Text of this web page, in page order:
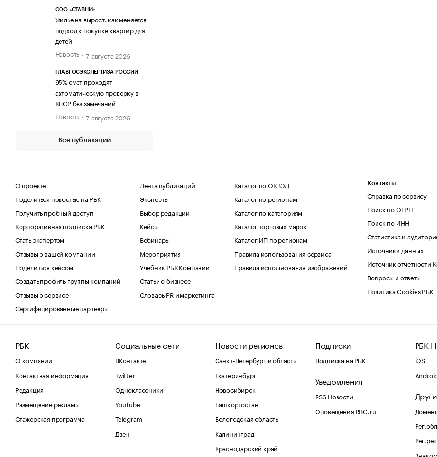
ООО «СТАВНИ»
Жилье на вырост: как меняется
подход к покупке квартир для
детей
Новость
7 августа 2026
ГЛАВГОСЭКСПЕРТИЗА РОССИИ
95% смет проходят
автоматическую проверку в
КПСР без замечаний
Новость
7 августа 2026
Все публикации
О проекте
Поделиться новостью на РБК
Получить пробный доступ
Корпоративная подписка РБК
Стать экспертом
Отзывы о вашей компании
Поделиться кейсом
Создать профиль группы компаний
Отзывы о сервисе
Сертифицированные партнеры
Лента публикаций
Эксперты
Выбор редакции
Кейсы
Вебинары
Мероприятия
Учебник РБК Компании
Статьи о бизнесе
Словарь PR и маркетинга
Каталог по ОКВЭД
Каталог по регионам
Каталог по категориям
Каталог торговых марок
Каталог ИП по регионам
Правила использования сервиса
Правила использования изображений
Контакты
Справка по сервису
Поиск по ОГРН
Поиск по ИНН
Статистика и
Источники данных
Источник отчетности
Вопросы и ответы
Политика Cookies РБК
РБК
О компании
Контактная информация
Редакция
Размещение рекламы
Стажерская программа
Социальные сети
ВКонтакте
Twitter
Одноклассники
YouTube
Telegram
Дзен
Новости регионов
Санкт-Петербург и область
Екатеринбург
Новосибирск
Башкортостан
Вологодская область
Калининград
Краснодарский край
Подписки
Подписка на РБК
Уведомления
RSS Новости
Оповещения RBC.ru
РБК
iOS